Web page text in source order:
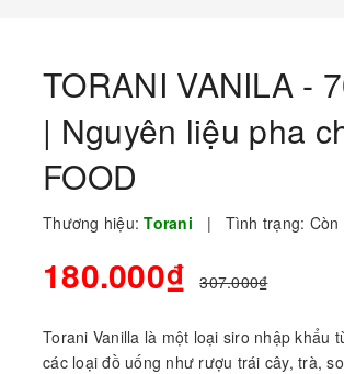
TORANI VANILA -
| Nguyên liệu pha
FOOD
Thương hiệu: Torani | Tình trạng: Còn
180.000₫ 307.000₫
Torani Vanilla là một loại siro nhập khẩu
các loại đồ uống như rượu trái cây, trà,